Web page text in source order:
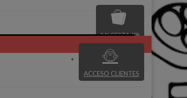
MI CESTA (0)
ACCESO CLIENTES